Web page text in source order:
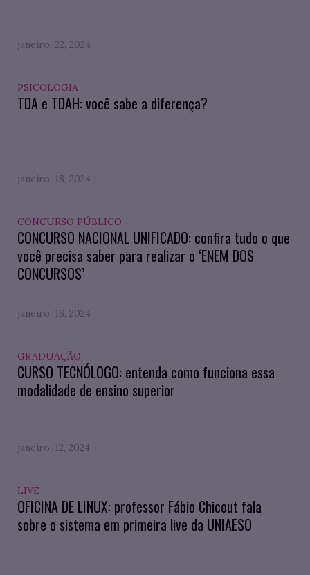
janeiro. 22, 2024
PSICOLOGIA
TDA e TDAH: você sabe a diferença?
janeiro. 18, 2024
CONCURSO PÚBLICO
CONCURSO NACIONAL UNIFICADO: confira tudo o que
você precisa saber para realizar o ‘ENEM DOS
CONCURSOS’
janeiro. 16, 2024
GRADUAÇÃO
CURSO TECNÓLOGO: entenda como funciona essa
modalidade de ensino superior
janeiro. 12, 2024
LIVE
OFICINA DE LINUX: professor Fábio Chicout fala
sobre o sistema em primeira live da UNIAESO